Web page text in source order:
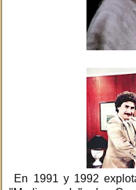
En 1991 y 1992